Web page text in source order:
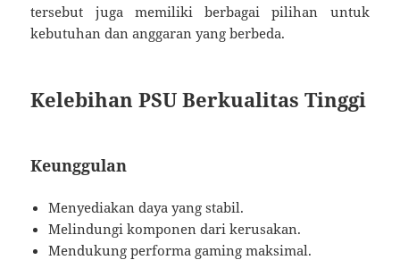
tersebut juga memiliki berbagai pilihan untuk
kebutuhan dan anggaran yang berbeda.
Kelebihan PSU Berkualitas Tinggi
Keunggulan
Menyediakan daya yang stabil.
Melindungi komponen dari kerusakan.
Mendukung performa gaming maksimal.